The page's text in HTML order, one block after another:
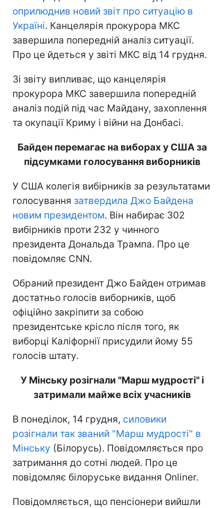
оприлюднив новий звіт про ситуацію в
Україні. Канцелярія прокурора МКС
завершила попередній аналіз ситуації.
Про це йдеться у звіті МКС від 14 грудня.
Зі звіту випливає, що канцелярія
прокурора МКС завершила попередній
аналіз подій під час Майдану, захоплення
та окупації Криму і війни на Донбасі.
Байден перемагає на виборах у США за
підсумками голосування виборників
У США колегія вибірників за результатами
голосування затвердила Джо Байдена
новим президентом. Він набирає 302
вибірників проти 232 у чинного
президента Дональда Трампа. Про це
повідомляє CNN.
Обраний президент Джо Байден отримав
достатньо голосів виборників, щоб
офіційно закріпити за собою
президентське крісло після того, як
виборці Каліфорнії присудили йому 55
голосів штату.
У Мінську розігнали "Марш мудрості" і
затримали майже всіх учасників
В понеділок, 14 грудня, силовики
розігнали так званий "Марш мудрості" в
Мінську (Білорусь). Повідомляється про
затримання до сотні людей. Про це
повідомляє білоруське видання Onliner.
Повідомляється, що пенсіонери вийшли